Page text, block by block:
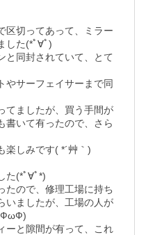
区切ってあって、ミラー
した(*ﾟ∀ﾟ)
と同封されていて、とて
やサーフェイサーまで同
てましたが、買う手間が
書いて有ったので、さら
楽しみです( *´艸｀)
た(*ﾟ∀ﾟ*)
たので、修理工場に持ち
いましたが、工場の人が
(ФωФ)
ーと隙間が有って、これ